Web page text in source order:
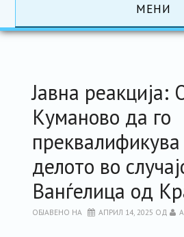
МЕНИ
АКТИВНОСТИ
РЕСУРСИ
ФОРУМ
Јавна реакција:
Куманово да го
преквалификува
делото во
Ванѓелица од
ОБЈАВЕНО НА АПРИЛ 14, 2025 ОД